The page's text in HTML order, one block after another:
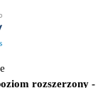
rozszerzony -